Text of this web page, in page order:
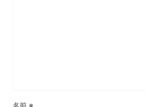
名前 ※